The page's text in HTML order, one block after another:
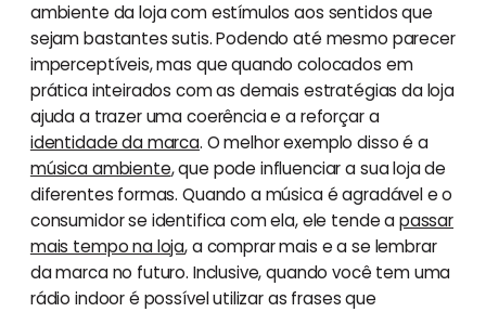
ambiente da loja com estímulos aos sentidos que
sejam bastantes sutis. Podendo até mesmo parecer
imperceptíveis, mas que quando colocados em
prática inteirados com as demais estratégias da loja
ajuda a trazer uma coerência e a reforçar a
identidade da marca. O melhor exemplo disso é a
música ambiente, que pode influenciar a sua loja de
diferentes formas. Quando a música é agradável e o
consumidor se identifica com ela, ele tende apassar
mais tempo na loja, a comprar mais e a se lembrar
da marca no futuro. Inclusive, quando você tem uma
rádio indoor é possível utilizar as frases que